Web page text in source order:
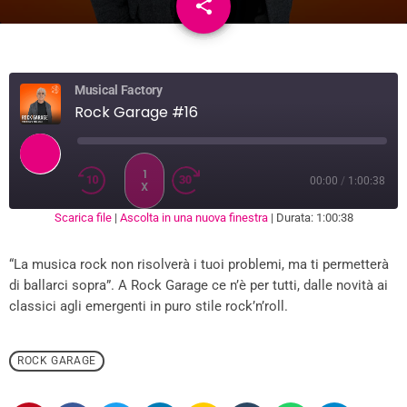
share
email
Musical Factory
Rock Garage #16
1
X
00:00 / 1:00:38
RSS FEED
LINK
Scarica file| Ascolta in una nuova finestra| Durata: 1:00:38
“La musica rock non risolverà i tuoi problemi, ma ti permetterà
di ballarci sopra”. A Rock Garage ce n’è per tutti, dalle novità ai
classici agli emergenti in puro stile rock’n’roll.
ROCK GARAGE